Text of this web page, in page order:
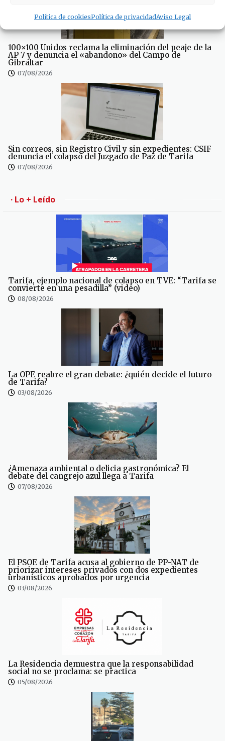
Política de cookiesPolítica de privacidadAviso Legal
100×100 Unidos reclama la eliminación del peaje de la
AP-7 y denuncia el «abandono» del Campo de
Gibraltar
07/08/2026
Sin correos, sin Registro Civil y sin expedientes: CSIF
denuncia el colapso del Juzgado de Paz de Tarifa
07/08/2026
· Lo + Leído
Tarifa, ejemplo nacional de colapso en TVE: “Tarifa se
convierte en una pesadilla” (video)
08/08/2026
La OPE reabre el gran debate: ¿quién decide el futuro
de Tarifa?
03/08/2026
¿Amenaza ambiental o delicia gastronómica? El
debate del cangrejo azul llega a Tarifa
07/08/2026
El PSOE de Tarifa acusa al gobierno de PP-NAT de
priorizar intereses privados con dos expedientes
urbanísticos aprobados por urgencia
03/08/2026
La Residencia demuestra que la responsabilidad
social no se proclama: se practica
05/08/2026